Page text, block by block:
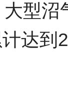
型
达到